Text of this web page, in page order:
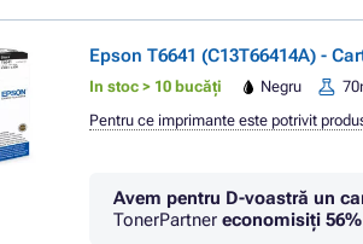
Epson T6641 (C13T66414A) -
In stoc > 10 bucăți Negru
Pentru ce imprimante este potrivit
Avem pentru D-voastră un
TonerPartner economisiţi 56%